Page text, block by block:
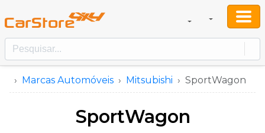
Marcas Automóveis Mitsubishi SportWagon
SportWagon